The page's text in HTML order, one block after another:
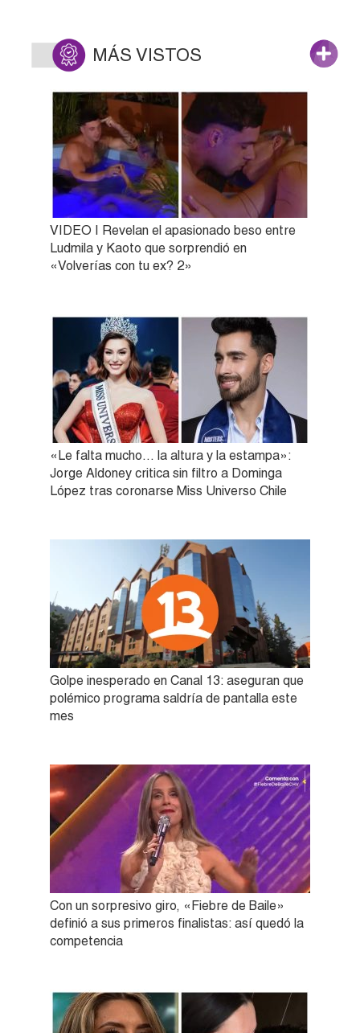
MÁS VISTOS
VIDEO | Revelan el apasionado beso entre
Ludmila y Kaoto que sorprendió en
«Volverías con tu ex? 2»
«Le falta mucho… la altura y la estampa»:
Jorge Aldoney critica sin filtro a Dominga
López tras coronarse Miss Universo Chile
Golpe inesperado en Canal 13: aseguran que
polémico programa saldría de pantalla este
mes
Con un sorpresivo giro, «Fiebre de Baile»
definió a sus primeros finalistas: así quedó la
competencia